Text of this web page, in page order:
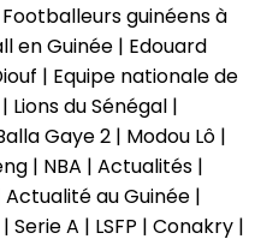
guinéens à
en Guinée | Edouard
| Equipe nationale de
du Sénégal |
Gaye 2 | Modou Lô |
| NBA | Actualités |
au Guinée |
Serie A | LSFP | Conakry |